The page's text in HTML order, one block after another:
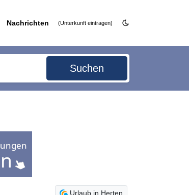
Nachrichten (Unterkunft eintragen)
Suchen
Urlaub in Herten